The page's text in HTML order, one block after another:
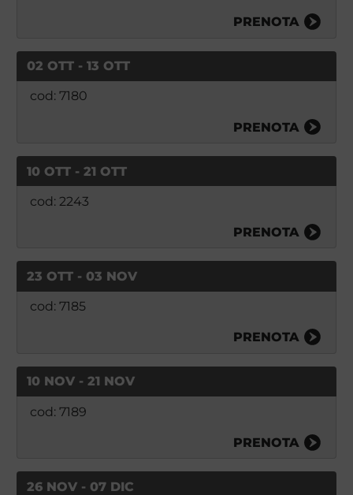
PRENOTA
02 OTT - 13 OTT
cod: 7180
PRENOTA
10 OTT - 21 OTT
cod: 2243
PRENOTA
23 OTT - 03 NOV
cod: 7185
PRENOTA
10 NOV - 21 NOV
cod: 7189
PRENOTA
26 NOV - 07 DIC